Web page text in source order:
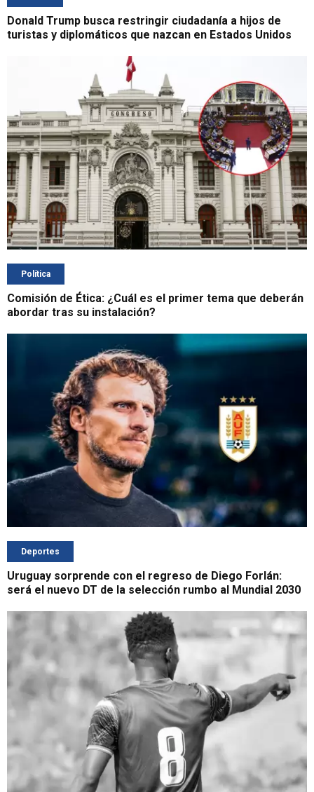
Donald Trump busca restringir ciudadanía a hijos de
turistas y diplomáticos que nazcan en Estados Unidos
Política
Comisión de Ética: ¿Cuál es el primer tema que deberán
abordar tras su instalación?
Deportes
Uruguay sorprende con el regreso de Diego Forlán:
será el nuevo DT de la selección rumbo al Mundial 2030